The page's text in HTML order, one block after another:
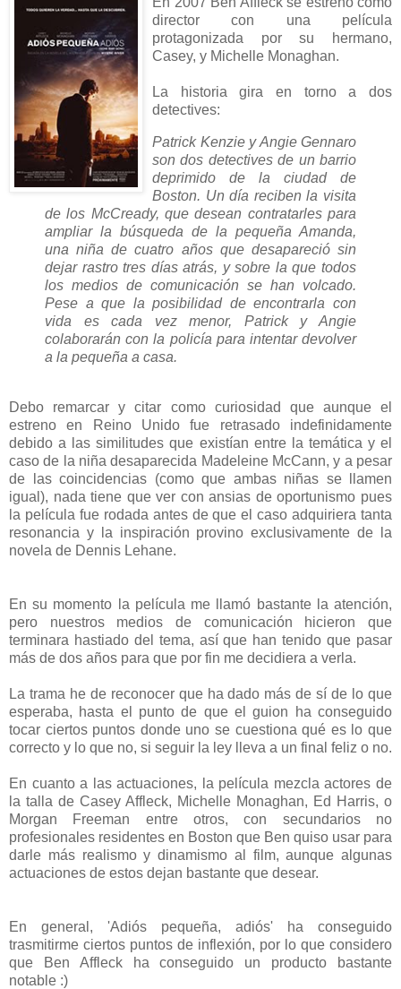
director con una película
protagonizada por su hermano,
Casey, y Michelle Monaghan.
La historia gira en torno a dos
detectives:
Patrick Kenzie y Angie Gennaro
son dos detectives de un barrio
deprimido de la ciudad de
Boston. Un día reciben la visita
de los McCready, que desean contratarles para
ampliar la búsqueda de la pequeña Amanda,
una niña de cuatro años que desapareció sin
dejar rastro tres días atrás, y sobre la que todos
los medios de comunicación se han volcado.
Pese a que la posibilidad de encontrarla con
vida es cada vez menor, Patrick y Angie
colaborarán con la policía para intentar devolver
a la pequeña a casa.
Debo remarcar y citar como curiosidad que aunque el
estreno en Reino Unido fue retrasado indefinidamente
debido a las similitudes que existían entre la temática y el
caso de la niña desaparecida Madeleine McCann, y a pesar
de las coincidencias (como que ambas niñas se llamen
igual), nada tiene que ver con ansias de oportunismo pues
la película fue rodada antes de que el caso adquiriera tanta
resonancia y la inspiración provino exclusivamente de la
novela de Dennis Lehane.
En su momento la película me llamó bastante la atención,
pero nuestros medios de comunicación hicieron que
terminara hastiado del tema, así que han tenido que pasar
más de dos años para que por fin me decidiera a verla.
La trama he de reconocer que ha dado más de sí de lo que
esperaba, hasta el punto de que el guion ha conseguido
tocar ciertos puntos donde uno se cuestiona qué es lo que
correcto y lo que no, si seguir la ley lleva a un final feliz o no.
En cuanto a las actuaciones, la película mezcla actores de
la talla de Casey Affleck, Michelle Monaghan, Ed Harris, o
Morgan Freeman entre otros, con secundarios no
profesionales residentes en Boston que Ben quiso usar para
darle más realismo y dinamismo al film, aunque algunas
actuaciones de estos dejan bastante que desear.
En general, 'Adiós pequeña, adiós' ha conseguido
trasmitirme ciertos puntos de inflexión, por lo que considero
que Ben Affleck ha conseguido un producto bastante
notable :)